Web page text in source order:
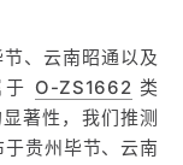
、云南昭通以及
O-ZS1662 类
著性，我们推测
贵州毕节、云南